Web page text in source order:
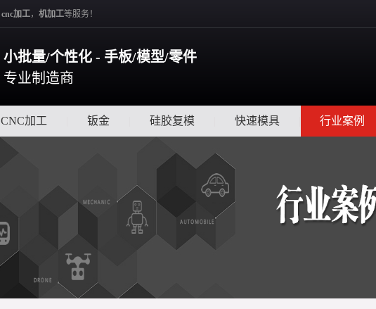
cnc加工， 机加工等服务！
小批量/个性化 - 手板/模型/零件
专业制造商
CNC加工 钣金 硅胶复模 快速模具 行业案例